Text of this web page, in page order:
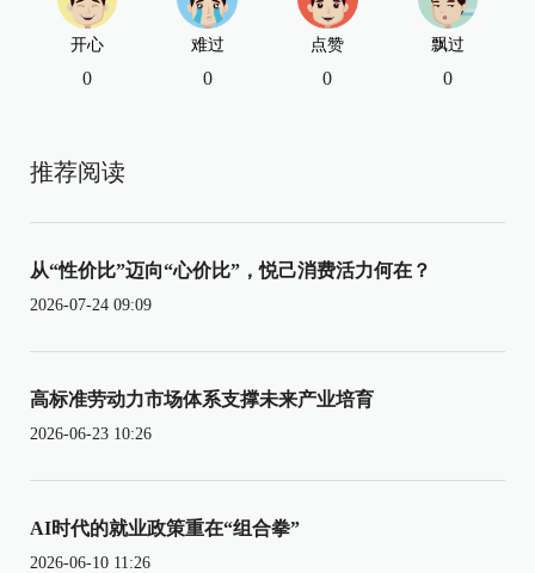
开心
0
难过
0
点赞
0
飘过
0
推荐阅读
从“性价比”迈向“心价比”，悦己消费活力何在？
2026-07-24 09:09
高标准劳动力市场体系支撑未来产业培育
2026-06-23 10:26
AI时代的就业政策重在“组合拳”
2026-06-10 11:26